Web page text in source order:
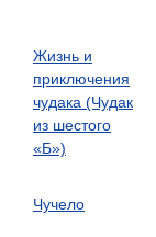
Жизнь и
приключения
чудака (Чудак
из шестого
«Б»)
Чучело